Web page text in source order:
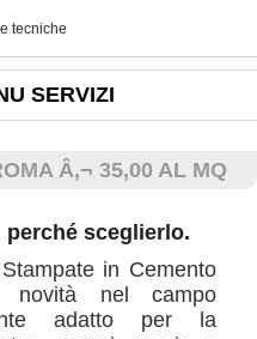
tecniche
SERVIZI
Â‚¬ 35,00 AL MQ
sceglierlo.
in Cemento
novità nel campo
adatto per la